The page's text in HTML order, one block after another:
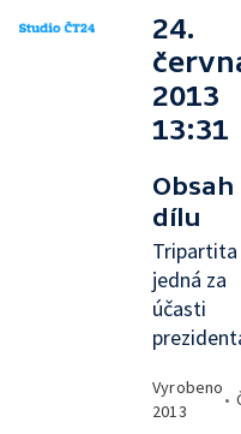
24.
2013
13:31
Obsah
dílu
Tripartita
jedná za
účasti
Vyrobeno
2013
•